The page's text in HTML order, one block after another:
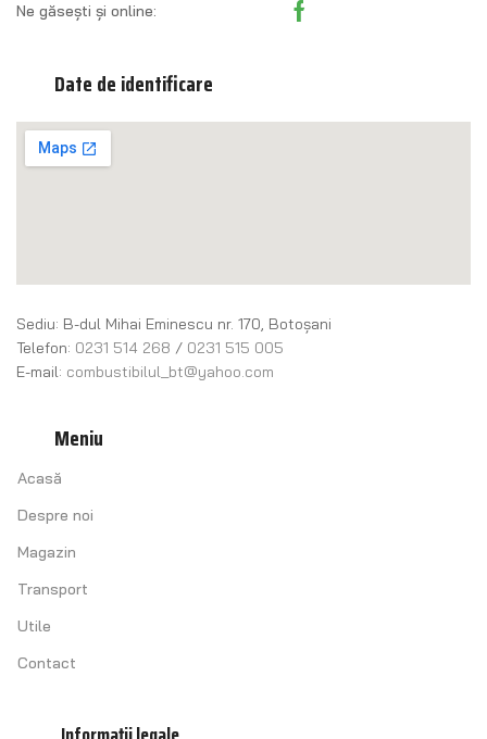
Ne găsești și online:
Date de identificare
Sediu: B-dul Mihai Eminescu nr. 170, Botoșani
Telefon: 0231 514 268 / 0231 515 005
E-mail: combustibilul_bt@yahoo.com
Meniu
Acasă
Despre noi
Magazin
Transport
Utile
Contact